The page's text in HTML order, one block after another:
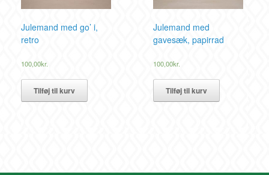
Julemand med go’ i,
retro
100,00kr.
Tilføj til kurv
Julemand med
gavesæk, papirrad
100,00kr.
Tilføj til kurv